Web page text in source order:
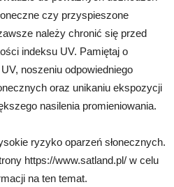
czy przyspieszone
należy chronić się przed
indeksu UV. Pamiętaj o
noszeniu odpowiedniego
oraz unikaniu ekspozycji
nasilenia promieniowania.
ryzyko oparzeń słonecznych.
https://www.satland.pl/ w celu
na ten temat.